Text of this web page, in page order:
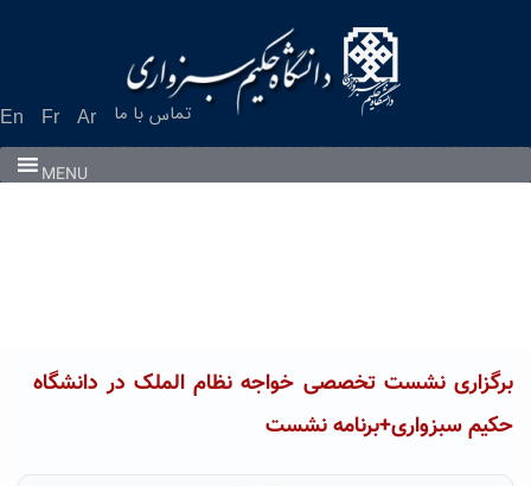
En Fr Ar تماس با ما
MENU
برگزاری نشست تخصصی خواجه نظام الملک در دانشگاه
حکیم سبزواری+برنامه نشست